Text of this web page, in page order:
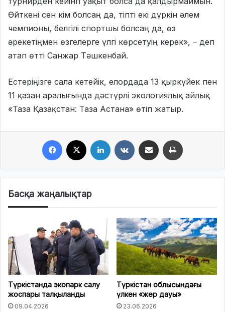
Өйткені сен кім болсаң да, тіпті екі дүркін әлем
чемпионы, белгілі спортшы болсаң да, өз
әрекетіңмен өзгелерге үлгі көрсетуің керек», – деп
атап өтті Санжар Тәшкенбай.
Естеріңізге сала кетейік, елордада 13 қыркүйек пен
11 қазан аралығында дәстүрлі экологиялық айлық
«Таза Қазақстан: Таза Астана» өтіп жатыр.
Басқа жаңалықтар
Түркістанда экопарк салу
жоспары талқыланды
09.04.2026
Түркістан облысындағы
үлкен «жер дауы»
23.06.2026